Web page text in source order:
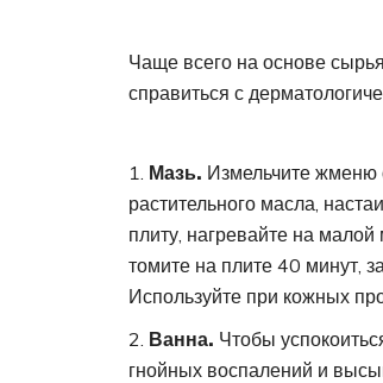
Чаще всего на основе
справиться с
Мазь. Измельчите
растительного масла,
плиту, нагревайте на
томите на плите 40 минут,
Используйте при кожных
Ванна. Чтобы
гнойных воспалений и